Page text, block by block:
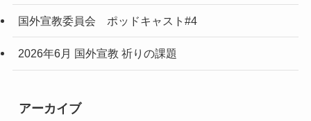
国外宣教委員会 ポッドキャスト#4
2026年6月 国外宣教 祈りの課題
アーカイブ